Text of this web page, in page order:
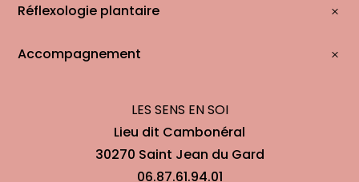
Réflexologie plantaire
Accompagnement
LES SENS EN SOI
Lieu dit Cambonéral
30270 Saint Jean du Gard
06.87.61.94.01